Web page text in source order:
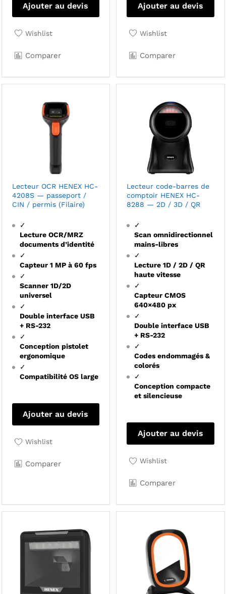
Ajouter au devis
Wishlist
Comparer
Ajouter au devis
Wishlist
Comparer
Lecteur OCR HENEX HC-
4208S — passeport /
CIN / permis (Filaire)
✓
Lecture OCR/MRZ
documents d’identité
✓
Capteur 1 MP à 60 fps
✓
Scanner 1D/2D
universel
✓
Double interface USB
+ RS-232
✓
Conception pistolet
ergonomique
✓
Compatibilité OS large
Ajouter au devis
Wishlist
Comparer
Lecteur code-barres de
comptoir HENEX HC-
8288 — 2D / 3D / QR
✓
Scan omnidirectionnel
mains-libres
✓
Lecture 1D / 2D / QR
haute vitesse
✓
Capteur CMOS
640×480 px
✓
Double interface USB
+ RS-232
✓
Codes endommagés &
colorés
✓
Conception compacte
et silencieuse
Ajouter au devis
Wishlist
Comparer